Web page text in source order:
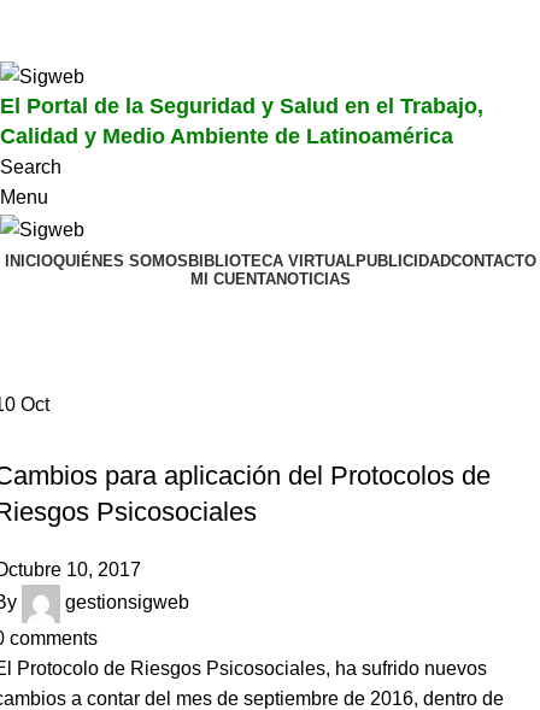
El Portal de la Seguridad y Salud en el Trabajo,
Calidad y Medio Ambiente de Latinoamérica
Search
Menu
INICIOQUIÉNES SOMOSBIBLIOTECA VIRTUALPUBLICIDADCONTACTO
MI CUENTANOTICIAS
Oct
para aplicación del Protocolos de
Psicosociales
10, 2017
gestionsigweb
comments
Protocolo de Riesgos Psicosociales, ha sufrido nuevos
a contar del mes de septiembre de 2016, dentro de